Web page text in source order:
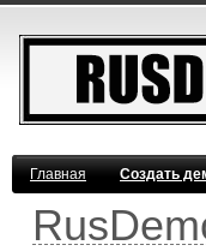
Главная Создать